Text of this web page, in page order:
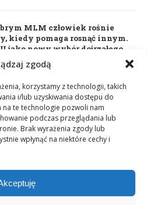
zgodą
korzystamy z technologii, takich
i/lub uzyskiwania dostępu do
te technologie pozwoli nam
podczas przeglądania lub
Brak wyrażenia zgody lub
wpłynąć na niektóre cechy i
MLM człowiek rośnie
kiedy pomaga rosnąć innym.
jako nowy wybór dojrzałego
Dudzik. Kocham Cię
2026